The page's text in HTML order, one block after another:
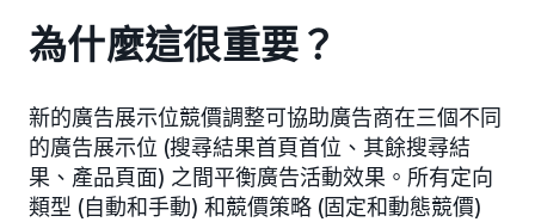
為什麼這很重要？
新的廣告展示位競價調整可協助廣告商在三個不同
的廣告展示位 (搜尋結果首頁首位、其餘搜尋結
果、產品頁面) 之間平衡廣告活動效果。所有定向
類型 (自動和手動) 和競價策略 (固定和動態競價)